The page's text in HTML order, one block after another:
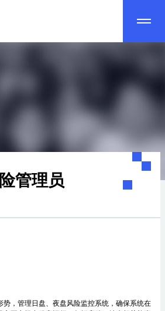
管理员
势，管理日盘、夜盘风险监控系统，确保系统在